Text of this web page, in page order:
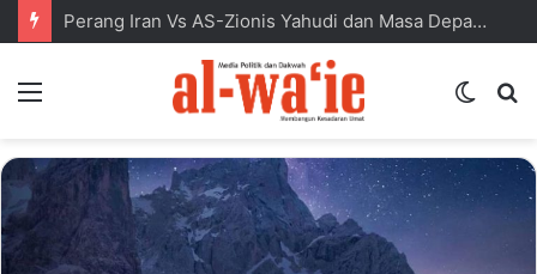
Perang Iran Vs AS-Zionis Yahudi dan Masa Depan Dunia Islam
Switch